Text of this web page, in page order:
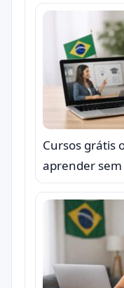
Cursos grátis
aprender